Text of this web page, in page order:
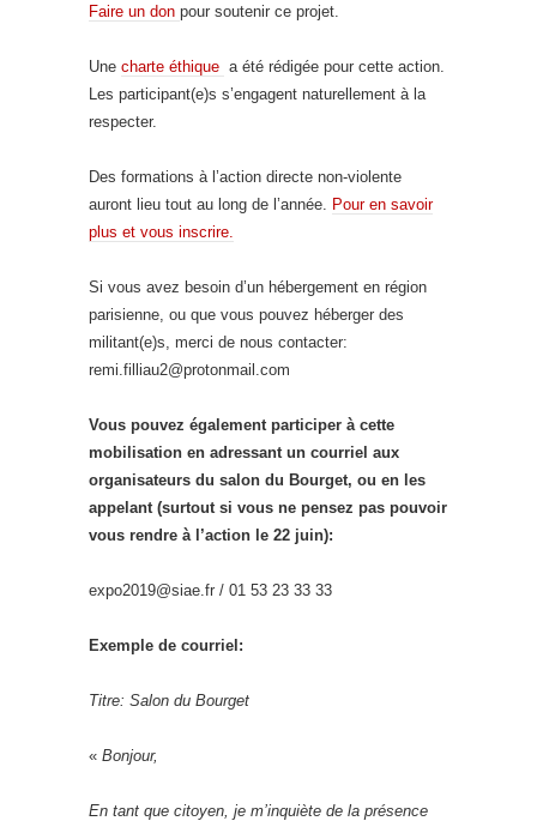
Faire un don pour soutenir ce projet.
Une charte éthique a été rédigée pour cette action.
Les participant(e)s s’engagent naturellement à la
respecter.
Des formations à l’action directe non-violente
auront lieu tout au long de l’année.
Pour en savoir
plus et vous inscrire.
Si vous avez besoin d’un hébergement en région
parisienne, ou que vous pouvez héberger des
militant(e)s, merci de nous contacter:
remi.filliau2@protonmail.com
Vous pouvez également participer à cette
mobilisation en adressant un courriel aux
organisateurs du salon du Bourget, ou en les
appelant (surtout si vous ne pensez pas pouvoir
vous rendre à l’action le 22 juin):
expo2019@siae.fr / 01 53 23 33 33
Exemple de courriel:
Titre: Salon du Bourget
« Bonjour,
En tant que citoyen, je m’inquiète de la présence